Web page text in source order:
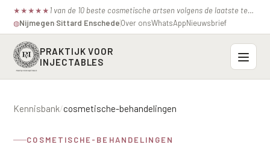
★ ★ ★ ★ ★ 1 van de 10 beste cosmetische artsen volgens de laatste test van de consumentenbond.
◍Nijmegen·Sittard·EnschedeOver onsWhatsAppNieuwsbrief
PRAKTIJK VOOR
INJECTABLES
Voorhoofdsrimpels
Kennisbank/cosmetische-behandelingen
COSMETISCHE-BEHANDELINGEN